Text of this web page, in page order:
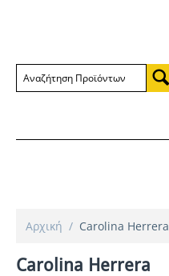
Αρχική / Carolina Herrera
Carolina Herrera